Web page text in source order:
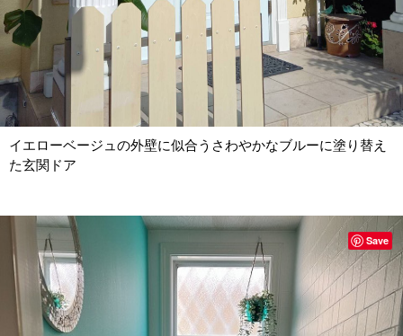
イエローベージュの外壁に似合うさわやかなブルーに塗り替え
た玄関ドア
Save